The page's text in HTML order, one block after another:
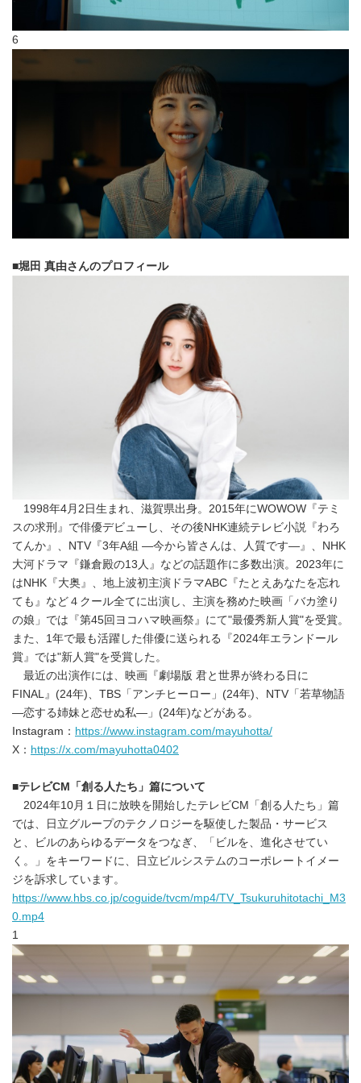
6
■堀田 真由さんのプロフィール
1998年4月2日生まれ、滋賀県出身。2015年にWOWOW『テミ
スの求刑』で俳優デビューし、その後NHK連続テレビ小説『わろ
てんか』、NTV『3年A組 ―今から皆さんは、人質です―』、NHK
大河ドラマ『鎌倉殿の13人』などの話題作に多数出演。2023年に
はNHK『大奥』、地上波初主演ドラマABC『たとえあなたを忘れ
ても』など４クール全てに出演し、主演を務めた映画「バカ塗り
の娘」では『第45回ヨコハマ映画祭』にて"最優秀新人賞"を受賞。
また、1年で最も活躍した俳優に送られる『2024年エランドール
賞』では"新人賞"を受賞した。
最近の出演作には、映画『劇場版 君と世界が終わる日に
FINAL』(24年)、TBS「アンチヒーロー」(24年)、NTV「若草物語
―恋する姉妹と恋せぬ私―」(24年)などがある。
Instagram： https://www.instagram.com/mayuhotta/
X： https://x.com/mayuhotta0402
■テレビCM「創る人たち」篇について
2024年10月１日に放映を開始したテレビCM「創る人たち」篇
では、日立グループのテクノロジーを駆使した製品・サービス
と、ビルのあらゆるデータをつなぎ、「ビルを、進化させてい
く。」をキーワードに、日立ビルシステムのコーポレートイメー
ジを訴求しています。
https://www.hbs.co.jp/coguide/tvcm/mp4/TV_Tsukuruhitotachi_M3
0.mp4
1